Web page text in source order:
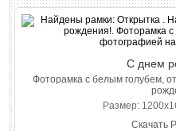
С днем
Фоторамка с белым голубем,
Размер:
Скачать